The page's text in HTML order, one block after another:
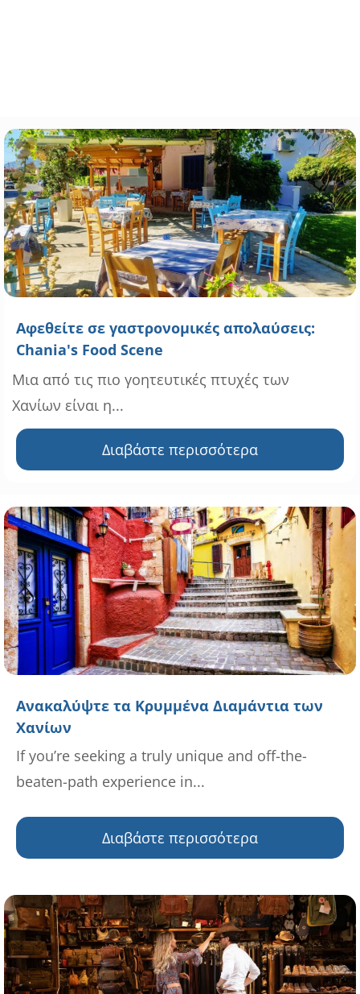
Αφεθείτε σε γαστρονομικές απολαύσεις:
Chania's Food Scene
Μια από τις πιο γοητευτικές πτυχές των
Χανίων είναι η...
Διαβάστε περισσότερα
Ανακαλύψτε τα Κρυμμένα Διαμάντια των
Χανίων
If you’re seeking a truly unique and off-the-
beaten-path experience in...
Διαβάστε περισσότερα